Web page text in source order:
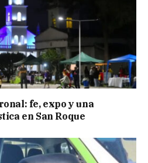
fe, expo y una
en San Roque